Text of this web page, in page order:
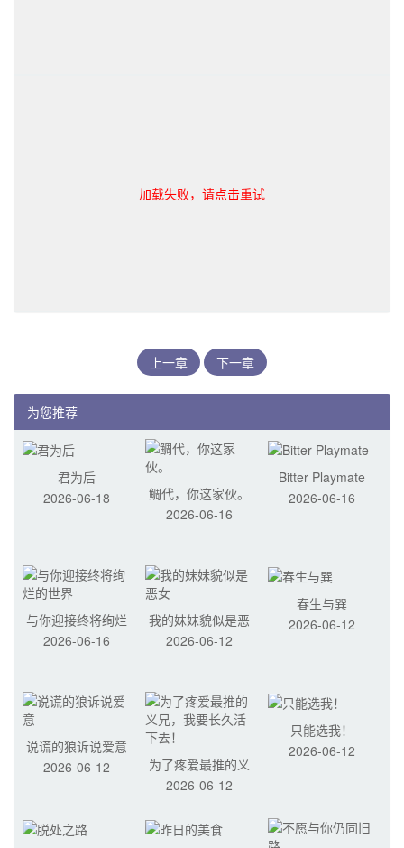
加载失败，请点击重试
上一章 下一章
为您推荐
君为后
2026-06-18
鲷代，你这家伙。
2026-06-16
Bitter Playmate
2026-06-16
与你迎接终将绚烂
的世界
2026-06-16
我的妹妹貌似是恶
女
2026-06-12
春生与巽
2026-06-12
说谎的狼诉说爱意
2026-06-12
为了疼爱最推的义
兄，我要长久活下
2026-06-12
只能选我！
2026-06-12